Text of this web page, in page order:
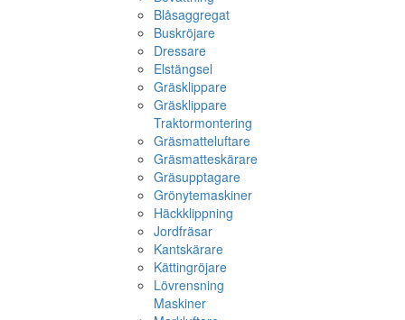
Blåsaggregat
Buskröjare
Dressare
Elstängsel
Gräsklippare
Gräsklippare
Traktormontering
Gräsmatteluftare
Gräsmatteskärare
Gräsupptagare
Grönytemaskiner
Häckklippning
Jordfräsar
Kantskärare
Kättingröjare
Lövrensning
Maskiner